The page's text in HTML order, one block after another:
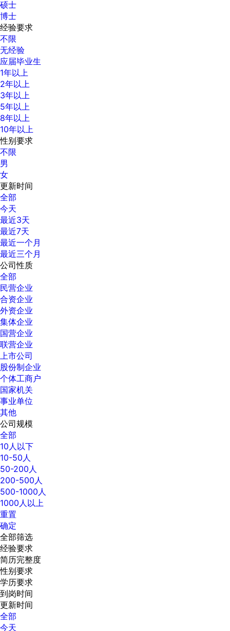
硕士
博士
经验要求
不限
无经验
应届毕业生
1年以上
2年以上
3年以上
5年以上
8年以上
10年以上
性别要求
不限
男
女
更新时间
全部
今天
最近3天
最近7天
最近一个月
最近三个月
公司性质
全部
民营企业
合资企业
外资企业
集体企业
国营企业
联营企业
上市公司
股份制企业
个体工商户
国家机关
事业单位
其他
公司规模
全部
10人以下
10-50人
50-200人
200-500人
500-1000人
1000人以上
重置
确定
全部筛选
经验要求
简历完整度
性别要求
学历要求
到岗时间
更新时间
全部
今天